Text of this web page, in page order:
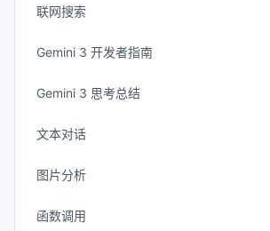
联网搜索
Gemini 3 开发者指南
Gemini 3 思考总结
文本对话
图片分析
函数调用